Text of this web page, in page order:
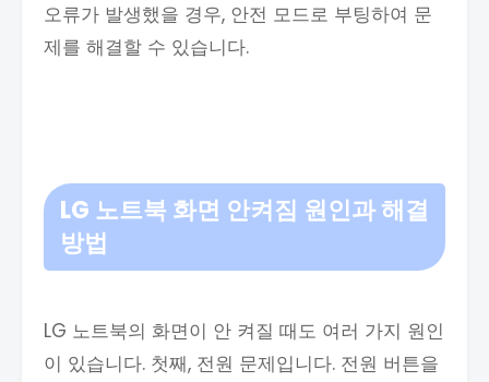
오류가 발생했을 경우, 안전 모드로 부팅하여 문
제를 해결할 수 있습니다.
LG 노트북 화면 안켜짐 원인과 해결
방법
LG 노트북의 화면이 안 켜질 때도 여러 가지 원인
이 있습니다. 첫째, 전원 문제입니다. 전원 버튼을